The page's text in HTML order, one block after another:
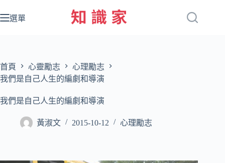
至
容
選單
首頁 心靈勵志
心理勵志
我們是自己人生的編劇和導演
我們是自己人生的編劇和導演
黃淑文 2015-10-12 心理勵志